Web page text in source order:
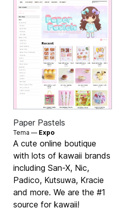
Paper Pastels
Tema — Expo
A cute online boutique
with lots of kawaii brands
including San-X, Nic,
Padico, Kutsuwa, Kracie
and more. We are the #1
source for kawaii!